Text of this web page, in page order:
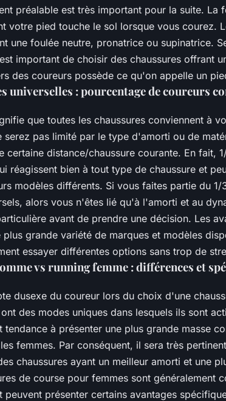
préalable est très important pour la suite. La
votre pied touche le sol lorsque vous courez.
une foulée neutre, pronatrice ou supinatrice.
important de choisir des chaussures offrant
des coureurs possède ce qu'on appelle un
universelles : pourcentage de coureurs
que toutes les chaussures conviennent à
serez pas limité par le type d'amorti ou de
certaine distance/chaussure courante. En fait,
réagissent bien à tout type de chaussure et
modèles différents. Si vous faites partie du
alors vous n'êtes lié qu'à l'amorti et au
avant de prendre une décision. Les
plus grande variété de marques et modèles
essayer différentes options sans trop de
vs running femme : différences et
dusexe du coureur lors du choix d'une
des modes uniques dans lesquels ils sont
tendance à présenter une plus grande masse
femmes. Par conséquent, il sera très
chaussures ayant un meilleur amorti et une
de course pour femmes sont généralement
peuvent présenter certains avantages